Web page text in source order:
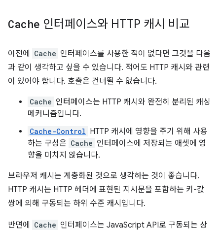
Cache 인터페이스와 HTTP 캐시 비교
이전에 Cache 인터페이스를 사용한 적이 없다면 그것을 다음
과 같이 생각하고 싶을 수 있습니다. 적어도 HTTP 캐시와 관련
이 있어야 합니다. 호출은 건너뛸 수 없습니다.
Cache 인터페이스는 HTTP 캐시와 완전히 분리된 캐싱
메커니즘입니다.
Cache-Control HTTP 캐시에 영향을 주기 위해 사용
하는 구성은 Cache 인터페이스에 저장되는 애셋에 영
향을 미치지 않습니다.
브라우저 캐시는 계층화된 것으로 생각하는 것이 좋습니다.
HTTP 캐시는 HTTP 헤더에 표현된 지시문을 포함하는 키-값
쌍에 의해 구동되는 하위 수준 캐시입니다.
반면에 Cache 인터페이스는 JavaScript API로 구동되는 상